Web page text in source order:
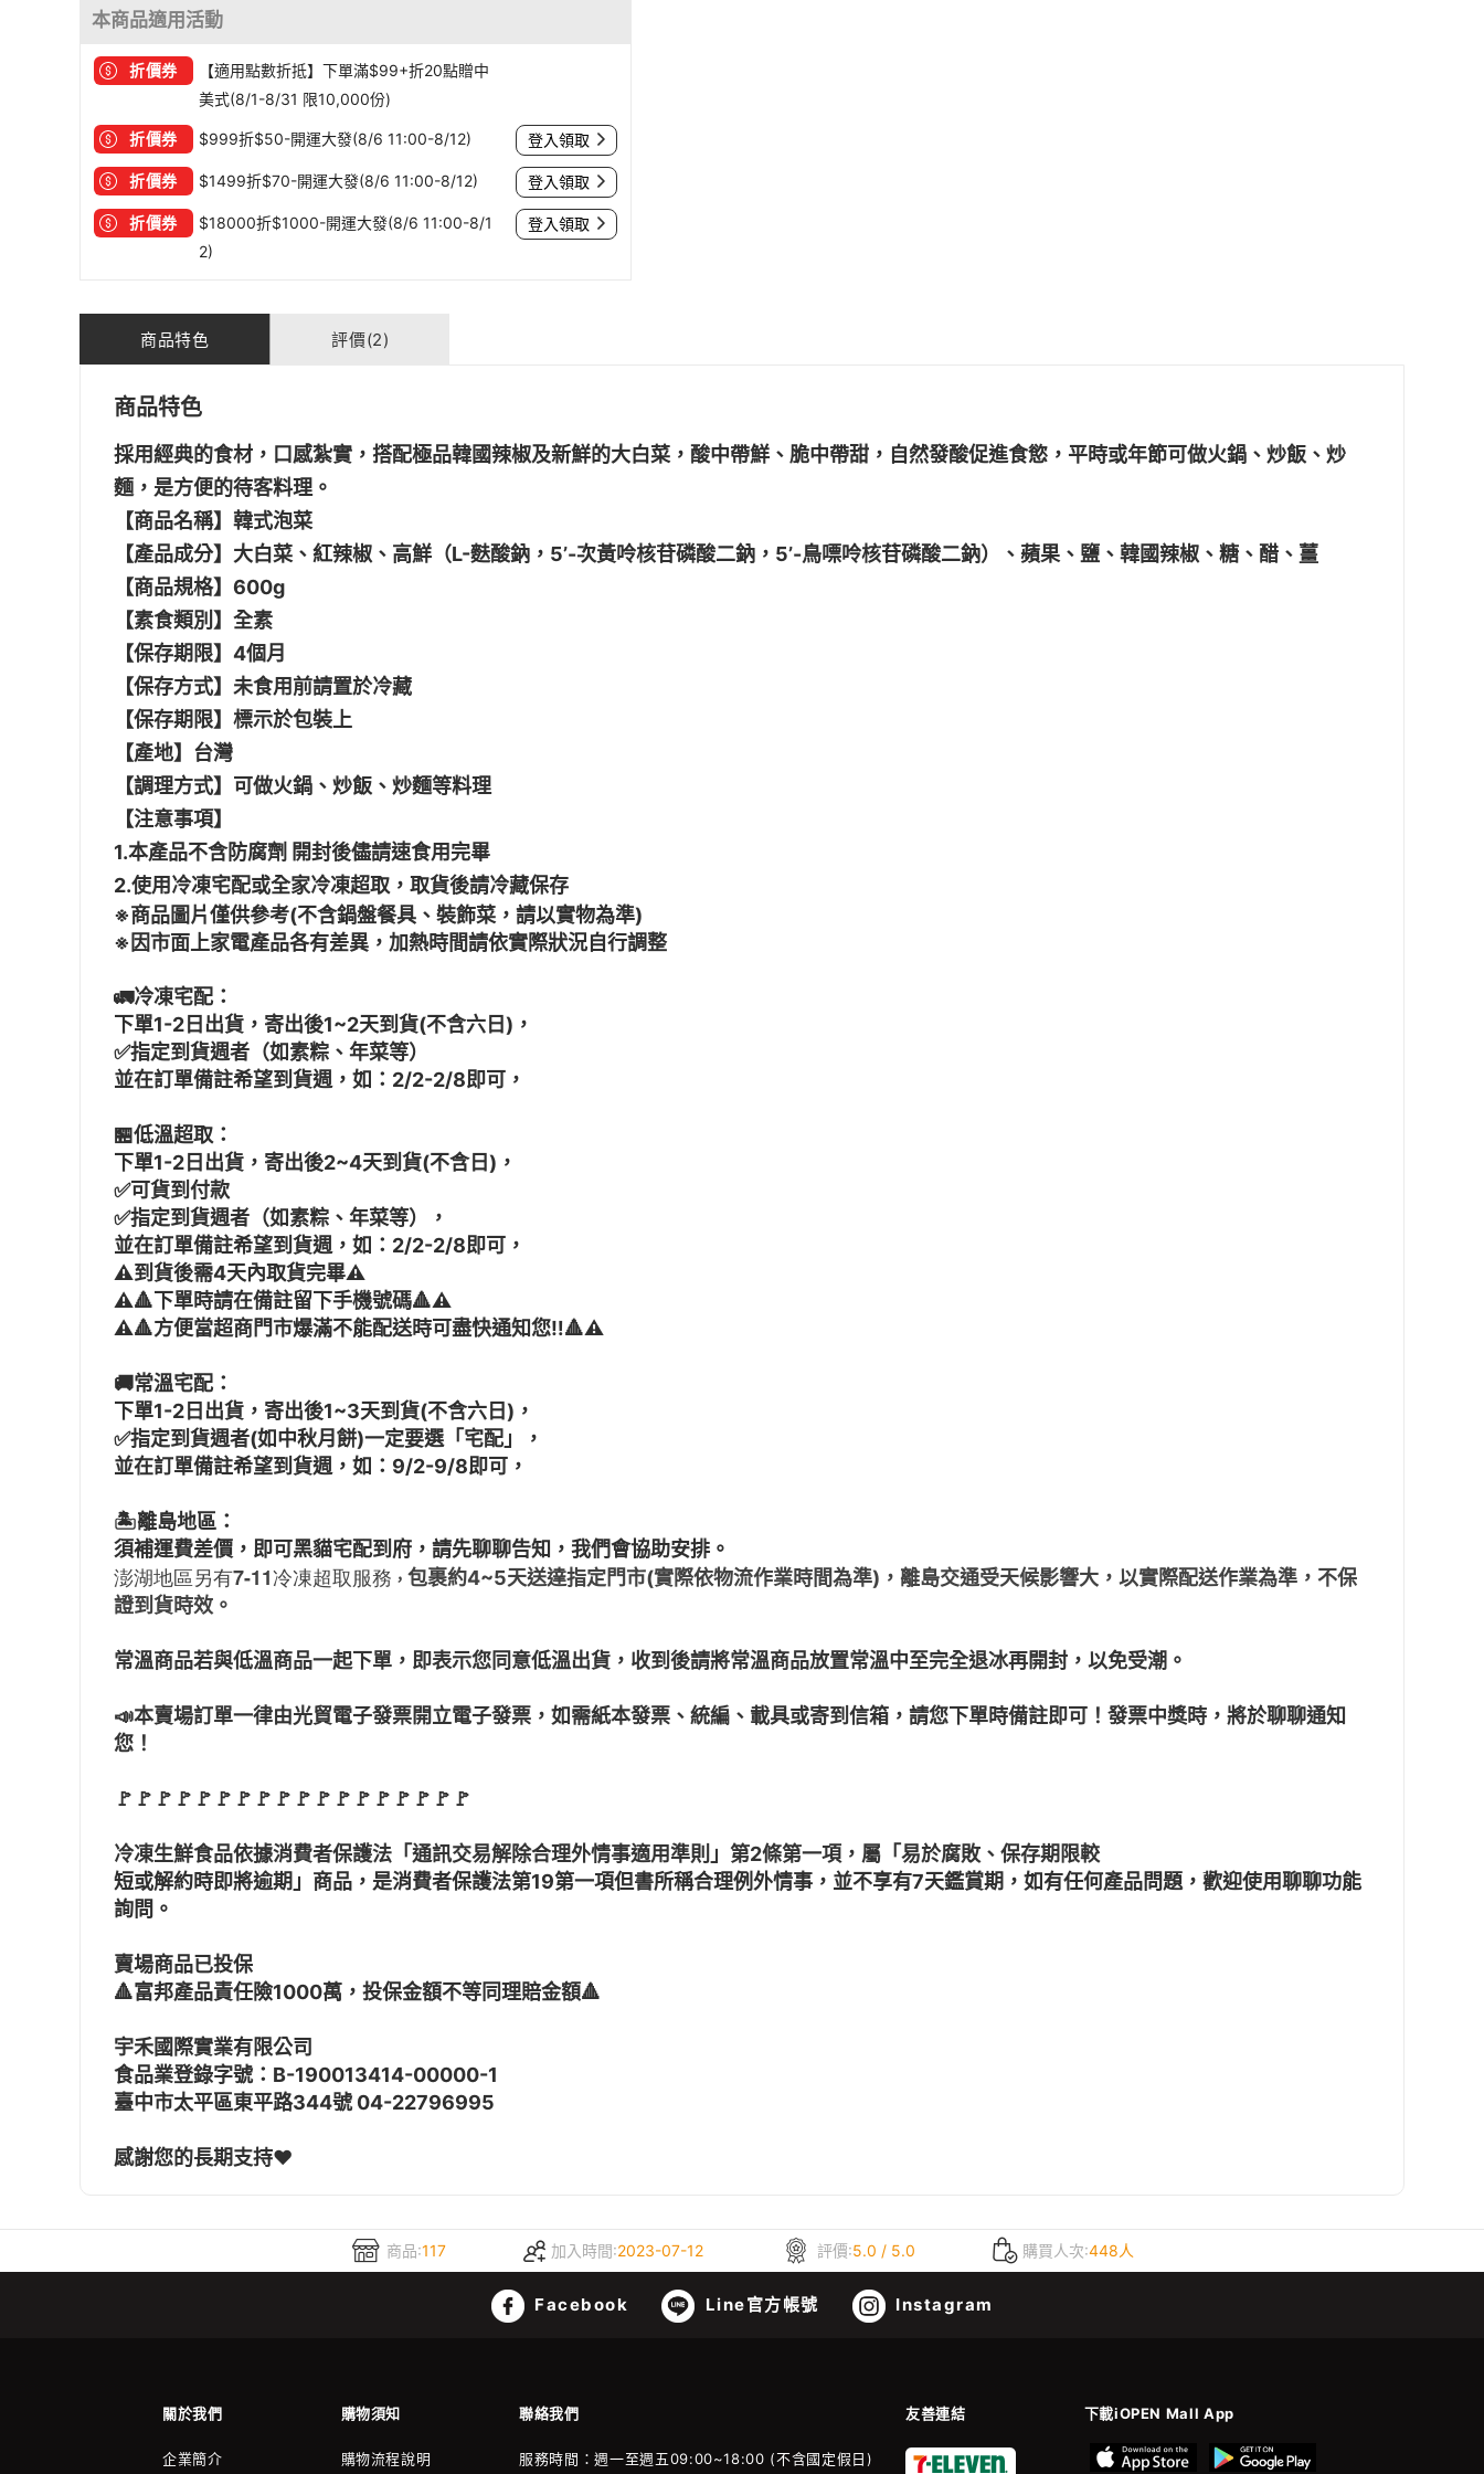
本商品適用活動
折價券
【適用點數折抵】下單滿$99+折20點贈中
美式(8/1-8/31 限10,000份)
折價券 $999折$50-開運大發(8/6 11:00-8/12) 登入領取
折價券 $1499折$70-開運大發(8/6 11:00-8/12) 登入領取
折價券
$18000折$1000-開運大發(8/6 11:00-8/1
2)
登入領取
商品特色 評價(2)
商品特色
採用經典的食材，口感紮實，搭配極品韓國辣椒及新鮮的大白菜，酸中帶鮮、脆中帶甜，自然發酸促進食慾，平時或年節可做火鍋、炒飯、炒
麵，是方便的待客料理。
【商品名稱】韓式泡菜
【產品成分】大白菜、紅辣椒、高鮮（L-麩酸鈉，5’-次黃呤核苷磷酸二鈉，5’-鳥嘌呤核苷磷酸二鈉）、蘋果、鹽、韓國辣椒、糖、醋、薑
【商品規格】600g
【素食類別】全素
【保存期限】4個月
【保存方式】未食用前請置於冷藏
【保存期限】標示於包裝上
【產地】台灣
【調理方式】可做火鍋、炒飯、炒麵等料理
【注意事項】
1.本產品不含防腐劑 開封後儘請速食用完畢
2.使用冷凍宅配或全家冷凍超取，取貨後請冷藏保存
※商品圖片僅供參考(不含鍋盤餐具、裝飾菜，請以實物為準)
※因市面上家電產品各有差異，加熱時間請依實際狀況自行調整
🚛冷凍宅配：
下單1-2日出貨，寄出後1~2天到貨(不含六日)，
✅指定到貨週者（如素粽、年菜等）
並在訂單備註希望到貨週，如：2/2-2/8即可，
🏪低溫超取：
下單1-2日出貨，寄出後2~4天到貨(不含日)，
✅可貨到付款
✅指定到貨週者（如素粽、年菜等），
並在訂單備註希望到貨週，如：2/2-2/8即可，
⚠️到貨後需4天內取貨完畢⚠️
⚠️🔺下單時請在備註留下手機號碼🔺⚠️
⚠️🔺方便當超商門市爆滿不能配送時可盡快通知您‼️🔺⚠️
🚚常溫宅配：
下單1-2日出貨，寄出後1~3天到貨(不含六日)，
✅指定到貨週者(如中秋月餅)一定要選「宅配」，
並在訂單備註希望到貨週，如：9/2-9/8即可，
🏝️離島地區：
須補運費差價，即可黑貓宅配到府，請先聊聊告知，我們會協助安排。
澎湖地區另有7-11冷凍超取服務 ， 包裹約4~5天送達指定門市(實際依物流作業時間為準)，離島交通受天候影響大，以實際配送作業為準，不保
證到貨時效。
常溫商品若與低溫商品一起下單，即表示您同意低溫出貨，收到後請將常溫商品放置常溫中至完全退冰再開封，以免受潮。
📣本賣場訂單一律由光貿電子發票開立電子發票，如需紙本發票、統編、載具或寄到信箱，請您下單時備註即可！發票中獎時，將於聊聊通知
您！
🚩🚩🚩🚩🚩🚩🚩🚩🚩🚩🚩🚩🚩🚩🚩🚩🚩🚩
冷凍生鮮食品依據消費者保護法「通訊交易解除合理外情事適用準則」第2條第一項，屬「易於腐敗、保存期限較
短或解約時即將逾期」商品，是消費者保護法第19第一項但書所稱合理例外情事，並不享有7天鑑賞期，如有任何產品問題，歡迎使用聊聊功能
詢問。
賣場商品已投保
🔺富邦產品責任險1000萬，投保金額不等同理賠金額🔺
宇禾國際實業有限公司
食品業登錄字號：B-190013414-00000-1
臺中市太平區東平路344號 04-22796995
感謝您的長期支持❤️
商品:117 加入時間:2023-07-12 評價:5.0 / 5.0 購買人次:448人
Facebook Line官方帳號 Instagram
關於我們 購物須知 聯絡我們 友善連結 下載iOPEN Mall App
企業簡介 購物流程說明 服務時間：週一至週五09:00~18:00 (不含國定假日)